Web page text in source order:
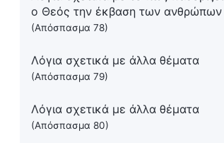
ο Θεός την έκβαση των ανθρώπων
(Απόσπασμα 78)
Λόγια σχετικά με άλλα θέματα
(Απόσπασμα 79)
Λόγια σχετικά με άλλα θέματα
(Απόσπασμα 80)